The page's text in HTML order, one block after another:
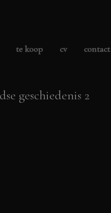
te koop cv contact
geschiedenis 2